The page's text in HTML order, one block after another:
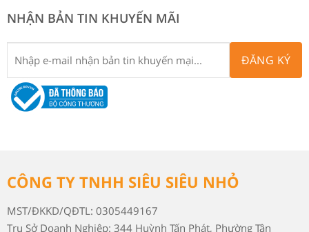
NHẬN BẢN TIN KHUYẾN MÃI
ĐĂNG KÝ
CÔNG TY TNHH SIÊU SIÊU NHỎ
MST/ĐKKD/QĐTL: 0305449167
Trụ Sở Doanh Nghiệp: 344 Huỳnh Tấn Phát, Phường Tân